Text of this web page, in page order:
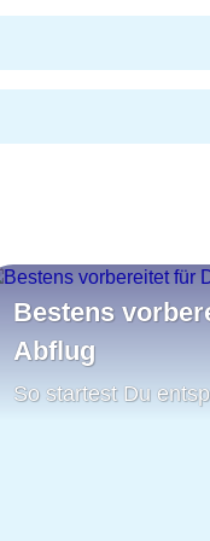
Bestens
Abflug
So startest Du